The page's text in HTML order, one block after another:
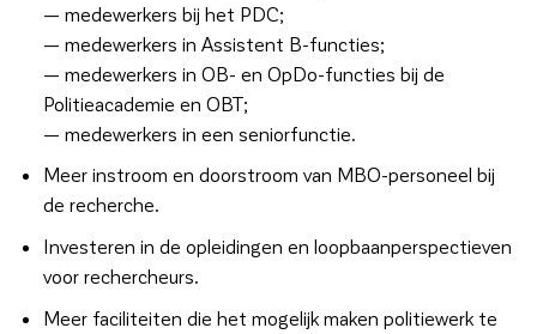
— medewerkers bij het PDC;
— medewerkers in Assistent B-functies;
— medewerkers in OB- en OpDo-functies bij de
Politieacademie en OBT;
— medewerkers in een seniorfunctie.
Meer instroom en doorstroom van MBO-personeel bij
de recherche.
Investeren in de opleidingen en loopbaanperspectieven
voor rechercheurs.
Meer faciliteiten die het mogelijk maken politiewerk te